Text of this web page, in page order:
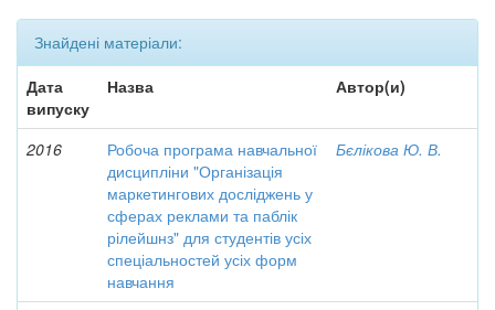
Знайдені матеріали:
Дата
випуску
Назва Автор(и)
2016
Робоча програма навчальної
дисципліни "Організація
маркетингових досліджень у
сферах реклами та паблік
рілейшнз" для студентів усіх
спеціальностей усіх форм
навчання
Бєлікова Ю. В.